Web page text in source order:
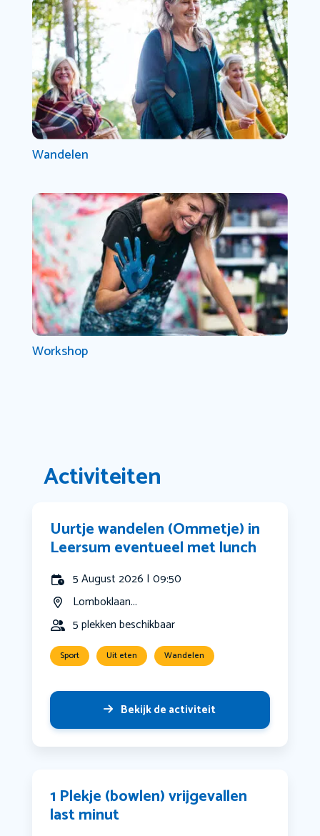
Wandelen
Workshop
Activiteiten
Uurtje wandelen (Ommetje) in
Leersum eventueel met lunch
5 August 2026 | 09:50
Lomboklaan...
5 plekken beschikbaar
Sport Uit eten Wandelen
Bekijk de activiteit
1 Plekje (bowlen) vrijgevallen
last minut